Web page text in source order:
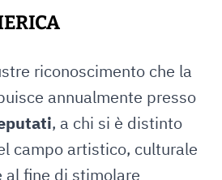
riconoscimento che la
annualmente presso
, a chi si è distinto
campo artistico, culturale
fine di stimolare